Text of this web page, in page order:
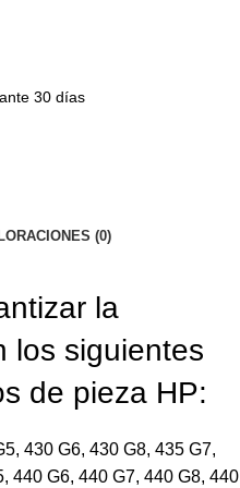
30 días
(0)
la
los siguientes
de pieza HP:
430 G6, 430 G8, 435 G7,
440 G6, 440 G7, 440 G8, 440